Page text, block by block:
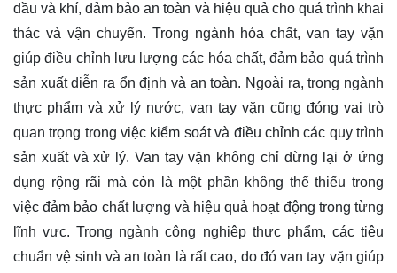
dầu và khí, đảm bảo an toàn và hiệu quả cho quá trình khai
thác và vận chuyển. Trong ngành hóa chất, van tay vặn
giúp điều chỉnh lưu lượng các hóa chất, đảm bảo quá trình
sản xuất diễn ra ổn định và an toàn. Ngoài ra, trong ngành
thực phẩm và xử lý nước, van tay vặn cũng đóng vai trò
quan trọng trong việc kiểm soát và điều chỉnh các quy trình
sản xuất và xử lý. Van tay vặn không chỉ dừng lại ở ứng
dụng rộng rãi mà còn là một phần không thể thiếu trong
việc đảm bảo chất lượng và hiệu quả hoạt động trong từng
lĩnh vực. Trong ngành công nghiệp thực phẩm, các tiêu
chuẩn vệ sinh và an toàn là rất cao, do đó van tay vặn giúp